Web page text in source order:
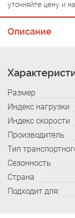
уточняйте цену и
Описание
Размер
Индекс нагрузки
Индекс скорости
Производитель
Тип
Сезонность
Страна
Подходит для: